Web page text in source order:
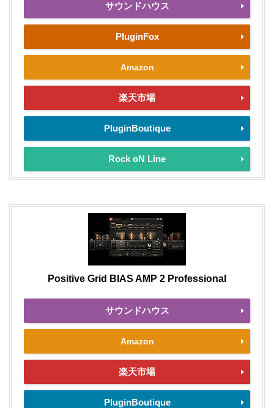
サウンドハウス
PluginFox
Amazon
楽天市場
PluginBoutique
Rock oN Line
Positive Grid BIAS AMP 2 Professional
サウンドハウス
Amazon
楽天市場
PluginBoutique